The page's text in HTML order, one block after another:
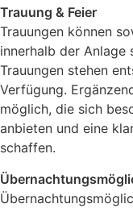
Trauung & Feier
Trauungen können
innerhalb der Anlage
Trauungen stehen
Verfügung.
möglich, die sich
anbieten und eine
schaffen.